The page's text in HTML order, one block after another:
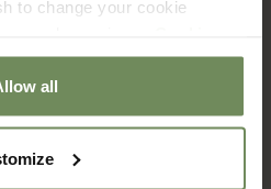
to change your cookie
all
jullie?